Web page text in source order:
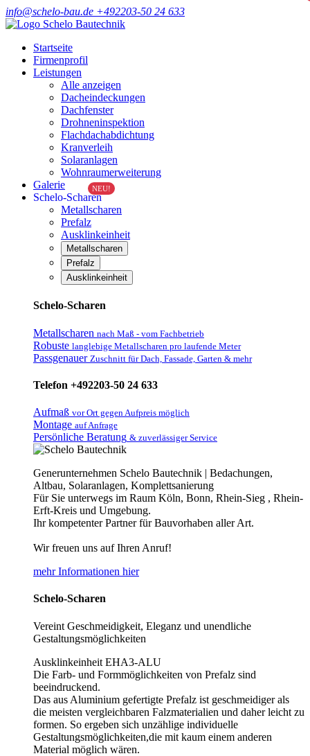
info@schelo-bau.de +492203-50 24 633
Startseite
Firmenprofil
Leistungen
Alle anzeigen
Dacheindeckungen
Dachfenster
Drohneninspektion
Flachdachabdichtung
Kranverleih
Solaranlagen
Wohnraumerweiterung
Galerie
Schelo-Scharen
NEU!
Metallscharen
Prefalz
Ausklinkeinheit
Metallscharen
Prefalz
Ausklinkeinheit
Schelo-Scharen
Metallscharen nach Maß - vom Fachbetrieb
Robuste langlebige Metallscharen pro laufende Meter
Passgenauer Zuschnitt für Dach, Fassade, Garten & mehr
Telefon +492203-50 24 633
Aufmaß vor Ort gegen Aufpreis möglich
Montage auf Anfrage
Persönliche Beratung & zuverlässiger Service
Generunternehmen Schelo Bautechnik | Bedachungen,
Altbau, Solaranlagen, Komplettsanierung
Für Sie unterwegs im Raum Köln, Bonn, Rhein-Sieg , Rhein-
Erft-Kreis und Umgebung.
Ihr kompetenter Partner für Bauvorhaben aller Art.
Wir freuen uns auf Ihren Anruf!
mehr Informationen hier
Schelo-Scharen
Vereint Geschmeidigkeit, Eleganz und unendliche
Gestaltungsmöglichkeiten
Ausklinkeinheit EHA3-ALU
Die Farb- und Formmöglichkeiten von Prefalz sind
beeindruckend.
Das aus Aluminium gefertigte Prefalz ist geschmeidiger als
die meisten vergleichbaren Falzmaterialien und daher leicht zu
formen. So ergeben sich unzählige individuelle
Gestaltungsmöglichkeiten,die mit kaum einem anderen
Material möglich wären.